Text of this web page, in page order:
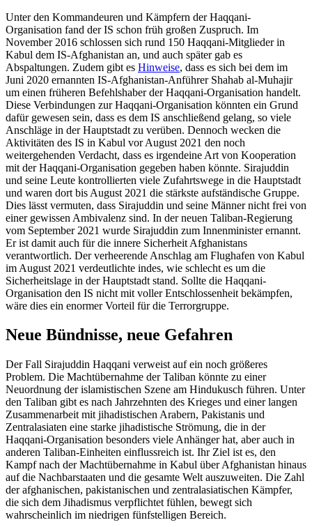
Unter den Kommandeuren und Kämpfern der Haqqani-
Organisation fand der IS schon früh großen Zuspruch. Im
November 2016 schlossen sich rund 150 Haqqani-Mit­glieder in
Kabul dem IS-Afghanistan an, und auch später gab es
Abspaltungen. Zu­dem gibt es Hinweise, dass es sich bei dem im
Juni 2020 ernannten IS-Afghanistan-An­führer Shahab al-Muhajir
um einen frühe­ren Befehlshaber der Haqqani-Organisation handelt.
Diese Verbindungen zur Haqqani-Organisation könnten ein Grund
dafür ge­wesen sein, dass es dem IS anschließend gelang, so viele
Anschläge in der Hauptstadt zu verüben. Dennoch wecken die
Aktivi­täten des IS in Kabul vor August 2021 den noch
weitergehenden Verdacht, dass es irgendeine Art von Kooperation
mit der Haqqani-Organisation gegeben haben könnte. Sirajuddin
und seine Leute kontrol­lierten viele Zufahrtswege in die Hauptstadt
und waren dort bis August 2021 die stärkste aufständische Gruppe.
Dies lässt vermuten, dass Sirajuddin und seine Männer nicht frei von
einer gewissen Ambivalenz sind. In der neuen Taliban-Regierung
vom September 2021 wurde Sirajuddin zum Innenminister ernannt.
Er ist damit auch für die innere Sicherheit Afghanistans
verantwortlich. Der verheerende Anschlag am Flughafen von Kabul
im August 2021 verdeutlichte indes, wie schlecht es um die
Sicherheitslage in der Hauptstadt stand. Sollte die Haqqani-
Organisation den IS nicht mit voller Ent­schlos­senheit bekämpfen,
wäre dies ein enormer Vorteil für die Terrorgruppe.
Neue Bündnisse, neue Gefahren
Der Fall Sirajuddin Haqqani verweist auf ein noch größeres
Problem. Die Machtübernahme der Taliban könnte zu einer
Neuordnung der islamistischen Szene am Hindukusch führen. Unter
den Taliban gibt es nach Jahrzehnten des Krieges und einer langen
Zusammenarbeit mit jihadistischen Arabern, Pakistanis und
Zentralasiaten eine starke jihadistische Strömung, die in der
Haqqani-Organisation besonders viele An­hänger hat, aber auch in
anderen Tali­ban-Einheiten einflussreich ist. Ihr Ziel ist es, den
Kampf nach der Machtübernahme in Kabul über Afghanistan hinaus
auf die Nach­barstaaten und die gesamte Welt aus­zuweiten. Die Zahl
der afghanischen, pakis­tanischen und zentralasiatischen Kämpfer,
die sich dem Jihadismus verpflichtet fühlen, bewegt sich
wahrscheinlich im niedrigen fünfstelligen Bereich.